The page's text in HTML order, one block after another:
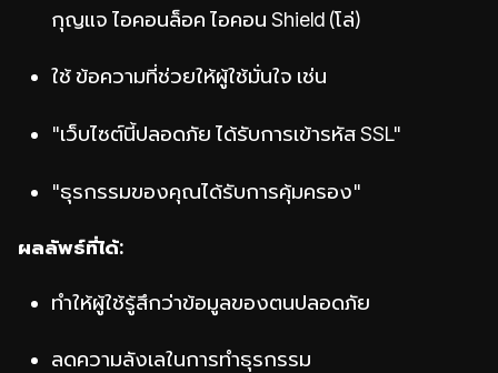
กุญแจ ไอคอนล็อค ไอคอน Shield (โล่)
ใช้ ข้อความที่ช่วยให้ผู้ใช้มั่นใจ เช่น
"เว็บไซต์นี้ปลอดภัย ได้รับการเข้ารหัส SSL"
"ธุรกรรมของคุณได้รับการคุ้มครอง"
ผลลัพธ์ที่ได้:
ทำให้ผู้ใช้รู้สึกว่าข้อมูลของตนปลอดภัย
ลดความลังเลในการทำธุรกรรม